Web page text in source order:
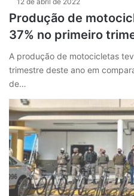
Produção de
37% no primeiro
A produção de motocicletas
trimestre deste ano em
de…